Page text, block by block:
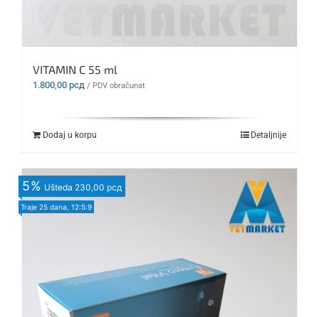
VITAMIN C 55 ml
1.800,00 рсд / PDV obračunat
Dodaj u korpu Detaljnije
5% Ušteda 230,00 рсд
Traje 25 dana, 12:5:7